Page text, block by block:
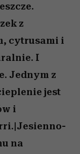
z
cytrusami i
I
Jednym z
jest
i
na